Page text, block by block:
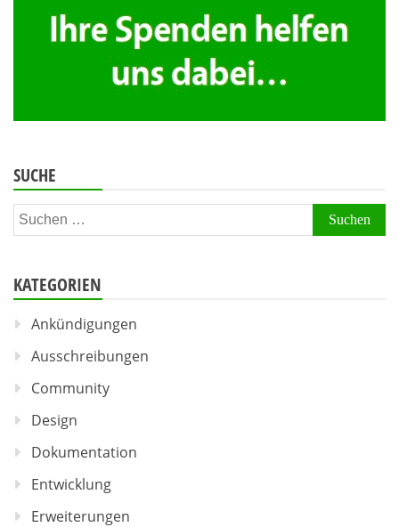
SUCHE
Suchen
nach:
KATEGORIEN
Ankündigungen
Ausschreibungen
Community
Design
Dokumentation
Entwicklung
Erweiterungen